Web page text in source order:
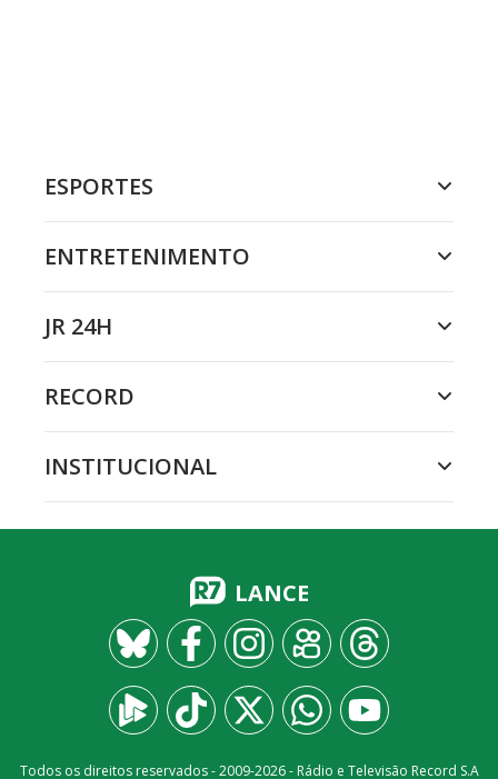
ESPORTES
ENTRETENIMENTO
JR 24H
RECORD
INSTITUCIONAL
LANCE
Todos os direitos reservados - 2009-2026- Rádio e Televisão Record S.A